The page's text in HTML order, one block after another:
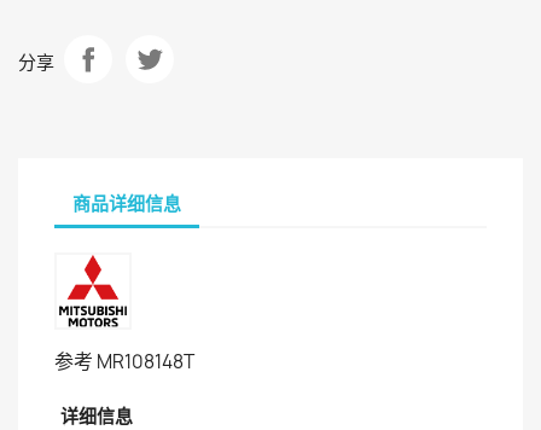
分享
商品详细信息
参考 MR108148T
详细信息